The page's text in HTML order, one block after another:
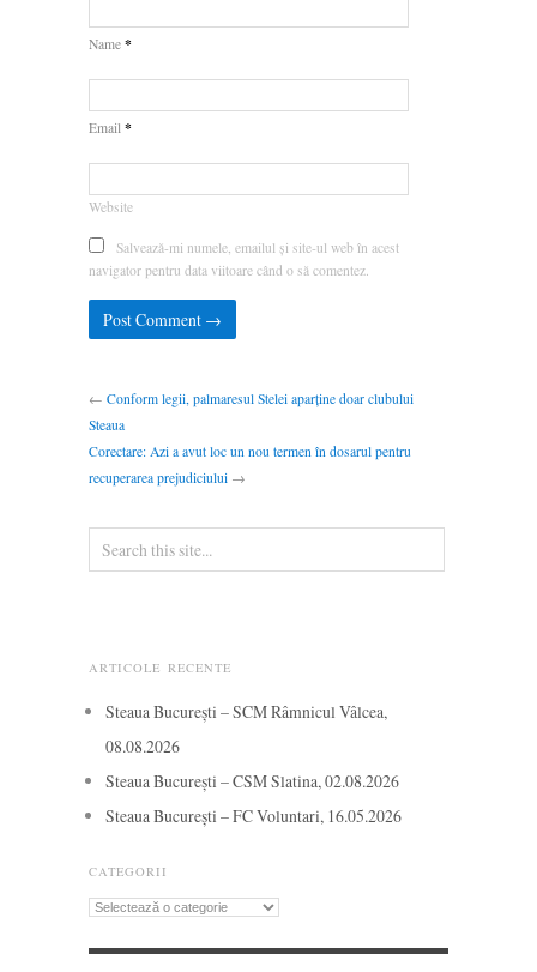
Name *
Email *
Website
Salvează-mi numele, emailul și site-ul web în acest
navigator pentru data viitoare când o să comentez.
← Conform legii, palmaresul Stelei aparține doar clubului
Steaua
Corectare: Azi a avut loc un nou termen în dosarul pentru
recuperarea prejudiciului →
ARTICOLE RECENTE
Steaua București – SCM Râmnicul Vâlcea,
08.08.2026
Steaua București – CSM Slatina, 02.08.2026
Steaua București – FC Voluntari, 16.05.2026
CATEGORII
Categorii